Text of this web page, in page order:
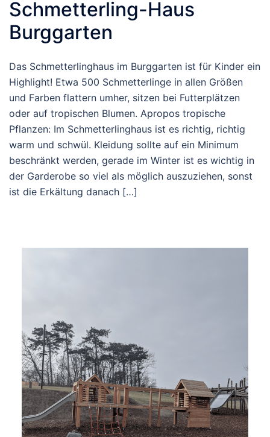
Schmetterling-Haus
Burggarten
Das Schmetterlinghaus im Burggarten ist für Kinder ein
Highlight! Etwa 500 Schmetterlinge in allen Größen
und Farben flattern umher, sitzen bei Futterplätzen
oder auf tropischen Blumen. Apropos tropische
Pflanzen: Im Schmetterlinghaus ist es richtig, richtig
warm und schwül. Kleidung sollte auf ein Minimum
beschränkt werden, gerade im Winter ist es wichtig in
der Garderobe so viel als möglich auszuziehen, sonst
ist die Erkältung danach […]